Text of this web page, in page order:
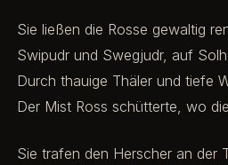
Sie ließen die Rosse gewaltig
Swipudr und Swegjudr, auf
Durch thauige Thäler und tiefe
Der Mist Ross schütterte, wo
Sie trafen den Herscher an der